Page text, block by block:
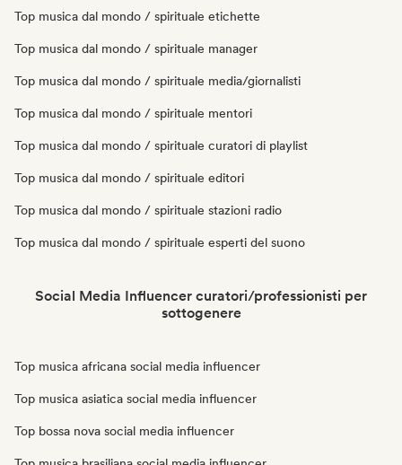
Top musica dal mondo / spirituale etichette
Top musica dal mondo / spirituale manager
Top musica dal mondo / spirituale media/giornalisti
Top musica dal mondo / spirituale mentori
Top musica dal mondo / spirituale curatori di playlist
Top musica dal mondo / spirituale editori
Top musica dal mondo / spirituale stazioni radio
Top musica dal mondo / spirituale esperti del suono
Social Media Influencer curatori/professionisti per
sottogenere
Top musica africana social media influencer
Top musica asiatica social media influencer
Top bossa nova social media influencer